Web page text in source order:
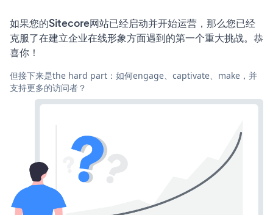
如果您的Sitecore网站已经启动并开始运营，那么您已经
克服了在建立企业在线形象方面遇到的第一个重大挑战。恭
喜你！
但接下来是the hard part：如何engage、captivate、make，并
支持更多的访问者？